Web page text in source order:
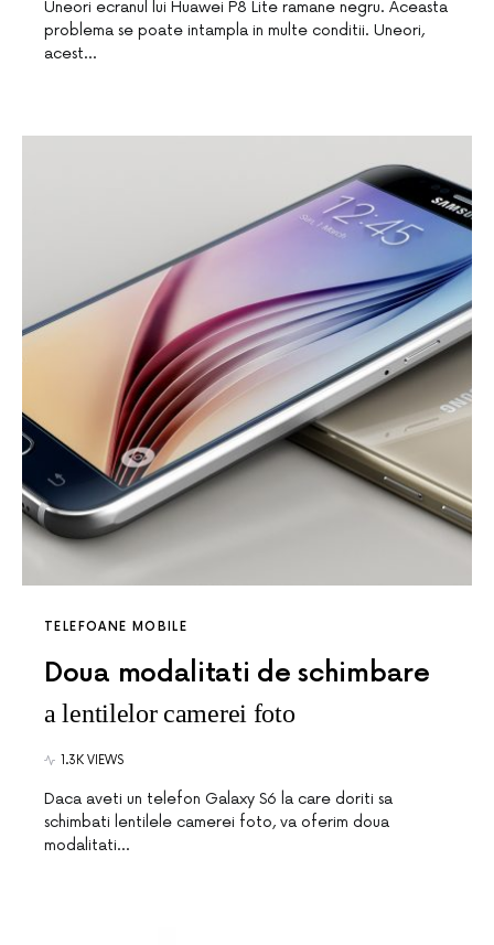
Uneori ecranul lui Huawei P8 Lite ramane negru. Aceasta
problema se poate intampla in multe conditii. Uneori,
acest…
TELEFOANE MOBILE
Doua modalitati de schimbare
a lentilelor camerei foto
1.3K VIEWS
Daca aveti un telefon Galaxy S6 la care doriti sa
schimbati lentilele camerei foto, va oferim doua
modalitati…